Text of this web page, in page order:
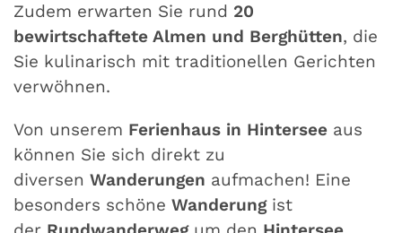
Zudem erwarten Sie rund 20
bewirtschaftete Almen und Berghütten, die
Sie kulinarisch mit traditionellen Gerichten
verwöhnen.
Von unserem Ferienhaus in Hintersee aus
können Sie sich direkt zu
diversen Wanderungen aufmachen! Eine
besonders schöne Wanderungist